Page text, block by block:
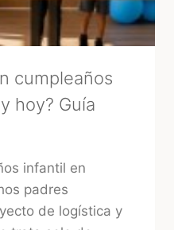
cumpleaños
hoy? Guía
infantil en
padres
de logística y